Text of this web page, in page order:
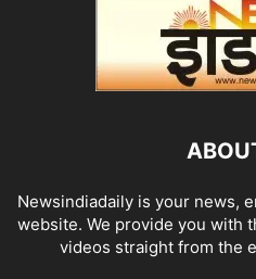
Newsindiadaily is your news,
website. We provide you with
videos straight from the